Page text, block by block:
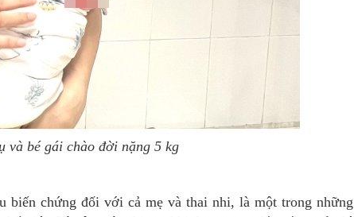
và bé gái chào đời nặng 5 kg
biến chứng đối với cả mẹ và thai nhi, là một trong những